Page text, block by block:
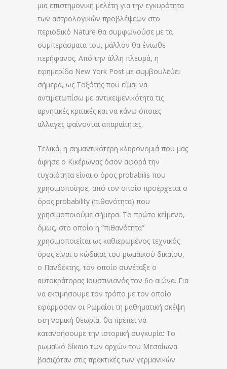
μια επιστημονική μελέτη για την εγκυρότητα
των αστρολογικών προβλέψεων στο
περιοδικό Nature θα συμφωνούσε με τα
συμπεράσματα του, μάλλον θα ένιωθε
περήφανος. Από την άλλη πλευρά, η
εφημερίδα New York Post με συμβουλεύει
σήμερα, ως Τοξότης που είμαι να
αντιμετωπίσω με αντικειμενικότητα τις
αρνητικές κριτικές και να κάνω όποιες
αλλαγές φαίνονται απαραίτητες.
Τελικά, η σημαντικότερη κληρονομιά που μας
άφησε ο Κικέρωνας όσον αφορά την
τυχαιότητα είναι ο όρος probabilis που
χρησιμοποίησε, από τον οποίο προέρχεται ο
όρος probability (πιθανότητα) που
χρησιμοποιούμε σήμερα. Το πρώτο κείμενο,
όμως, στο οποίο η “πιθανότητα”
χρησιμοποιείται ως καθιερωμένος τεχνικός
όρος είναι ο κώδικας του ρωμαϊκού δικαίου,
ο Πανδέκτης, τον οποίο συνέταξε ο
αυτοκράτορας Ιουστινιανός τον 6ο αιώνα. Για
να εκτιμήσουμε τον τρόπο με τον οποίο
εφάρμοσαν οι Ρωμαίοι τη μαθηματική σκέψη
στη νομική θεωρία, θα πρέπει να
κατανοήσουμε την ιστορική συγκυρία: Το
ρωμαϊκό δίκαιο των αρχών του Μεσαίωνα
βασιζόταν στις πρακτικές των γερμανικών